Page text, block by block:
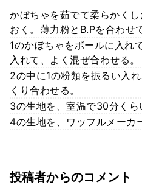
かぼちゃを茹でて柔らかく
おく。薄力粉とB.Pを合わせ
1のかぼちゃをボールに入れ
入れて、よく混ぜ合わせる。
2の中に1の粉類を振るい入
くり合わせる。
3の生地を、室温で30分くら
4の生地を、ワッフルメーカ
投稿者からのコメント